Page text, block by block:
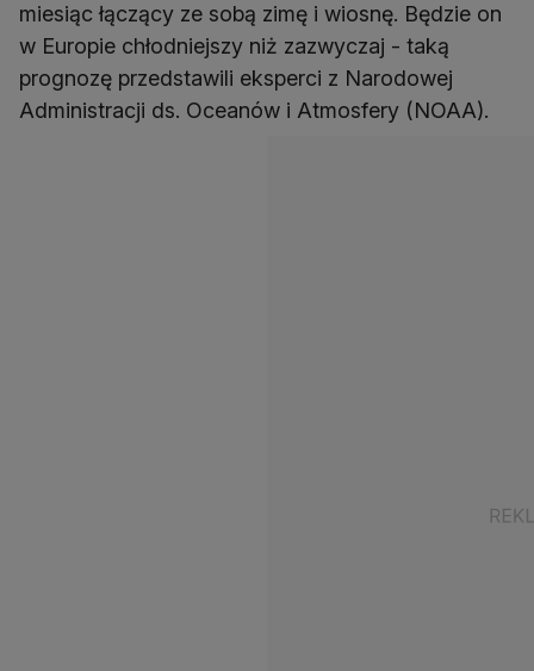
miesiąc łączący ze sobą zimę i wiosnę. Będzie on
w Europie chłodniejszy niż zazwyczaj - taką
prognozę przedstawili eksperci z Narodowej
Administracji ds. Oceanów i Atmosfery (NOAA).